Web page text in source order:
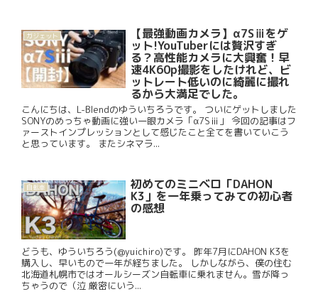
ガジェット 【最強動画カメラ】α7Sⅲをゲ
ット!YouTuberには贅沢すぎ
る？高性能カメラに大興奮！早
速4K60p撮影をしたけれど、ビ
ットレート低いのに綺麗に撮れ
るから大満足でした。
こんにちは、L-Blendのゆういちろうです。 ついにゲットしました
SONYのめっちゃ動画に強い一眼カメラ「α7Sⅲ」 今回の記事はフ
ァーストインプレッションとして感じたこと全てを書いていこう
と思っています。 またシネマラ...
自転車 初めてのミニベロ「DAHON
K3」を一年乗ってみての初心者
の感想
どうも、ゆういちろう(@yuichiro)です。 昨年7月にDAHON K3を
購入し、早いもので一年が経ちました。 しかしながら、僕の住む
北海道札幌市ではオールシーズン自転車に乗れません。雪が降っ
ちゃうので（泣 厳密にいう...